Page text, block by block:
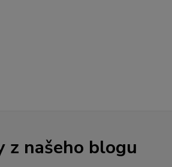
z našeho blogu